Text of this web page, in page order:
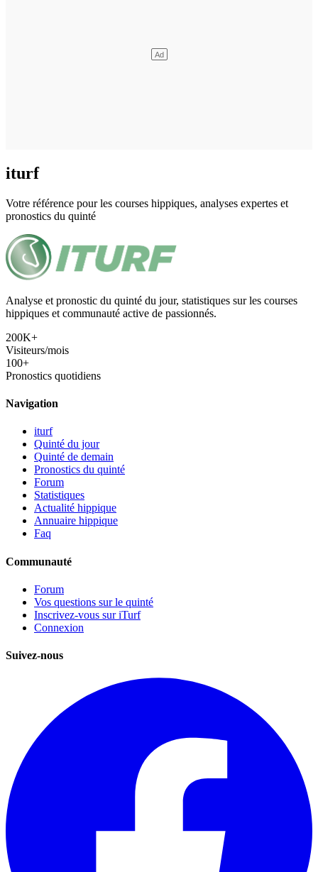
iturf
Votre référence pour les courses hippiques, analyses expertes et
pronostics du quinté
Analyse et pronostic du quinté du jour, statistiques sur les courses
hippiques et communauté active de passionnés.
200K+
Visiteurs/mois
100+
Pronostics quotidiens
Navigation
iturf
Quinté du jour
Quinté de demain
Pronostics du quinté
Forum
Statistiques
Actualité hippique
Annuaire hippique
Faq
Communauté
Forum
Vos questions sur le quinté
Inscrivez-vous sur iTurf
Connexion
Suivez-nous